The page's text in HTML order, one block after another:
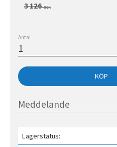
Ordinarie pris:
3 126SEK
Antal
KÖP
Lagerstatus